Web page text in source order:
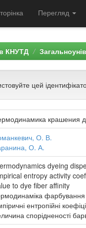
Перегляд
КНУТД
цей
крашения
О. В.
О. А.
dyeing
entropy activity
to dye fiber affinity
ентропійні
спорідненості